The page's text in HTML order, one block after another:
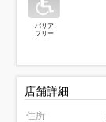
バリア
フリー
店舗詳細
住所